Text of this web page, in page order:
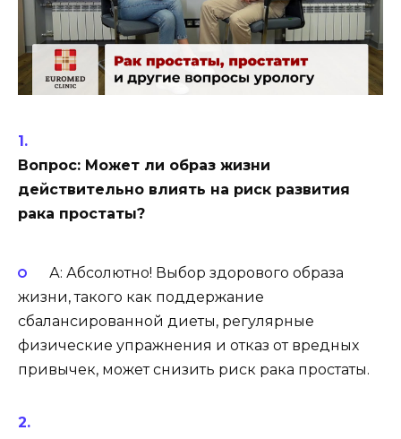
Вопрос: Может ли образ жизни
действительно влиять на риск развития
рака простаты?
А: Абсолютно! Выбор здорового образа
жизни, такого как поддержание
сбалансированной диеты, регулярные
физические упражнения и отказ от вредных
привычек, может снизить риск рака простаты.